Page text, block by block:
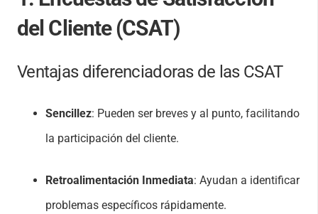
del Cliente (CSAT)
Ventajas diferenciadoras de las CSAT
Sencillez: Pueden ser breves y al punto, facilitando
la participación del cliente.
Retroalimentación Inmediata: Ayudan a identificar
problemas específicos rápidamente.